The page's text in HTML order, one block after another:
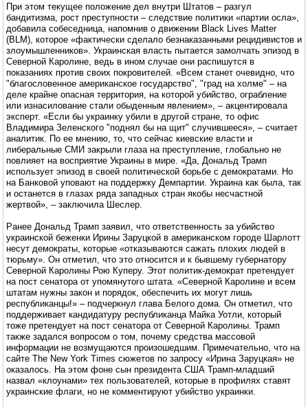
При этом текущее положение дел внутри Штатов – разгул
бандитизма, рост преступности – следствие политики «партии осла»,
добавила собеседница, напомнив о движении Black Lives Matter
(BLM), которое «фактически сделало безнаказанными рецидивистов и
злоумышленников». Украинская власть пытается замолчать эпизод в
Северной Каролине, ведь в ином случае они распишутся в
показаниях против своих покровителей. «Всем станет очевидно, что
"благословенное американское государство", "град на холме" – на
деле крайне опасная территория, на которой убийство, ограбление
или изнасилование стали обыденным явлением», – акцентировала
эксперт. «Если бы украинку убили в другой стране, то офис
Владимира Зеленского "поднял бы на щит" случившееся», – считает
аналитик. По ее мнению, то, что сейчас киевские власти и
либеральные СМИ закрыли глаза на преступление, глобально не
повлияет на восприятие Украины в мире. «Да, Дональд Трамп
использует эпизод в своей политической борьбе с демократами. Но
на Банковой уповают на поддержку Демпартии. Украина как была, так
и останется в глазах ряда западных стран якобы несчастной
жертвой», – заключила Шеслер.
Ранее Дональд Трамп заявил, что ответственность за убийство
украинской беженки Ирины Заруцкой в американском городе Шарлотт
несут демократы, которые «отказываются сажать плохих людей в
тюрьму». Он отметил, что это относится и к бывшему губернатору
Северной Каролины Рою Куперу. Этот политик-демократ претендует
на пост сенатора от упомянутого штата. «Северной Каролине и всем
штатам нужны закон и порядок, обеспечить их могут лишь
республиканцы!» – подчеркнул глава Белого дома. Он отметил, что
поддерживает кандидатуру республиканца Майка Уотли, который
тоже претендует на пост сенатора от Северной Каролины. Трамп
также задался вопросом о том, почему средства массовой
информации не возмущаются произошедшим. Примечательно, что на
сайте The New York Times сюжетов по запросу «Ирина Заруцкая» не
оказалось. На этом фоне сын президента США Трамп-младший
назвал «клоунами» тех пользователей, которые в профилях ставят
украинские флаги, но не комментируют убийство украинки.